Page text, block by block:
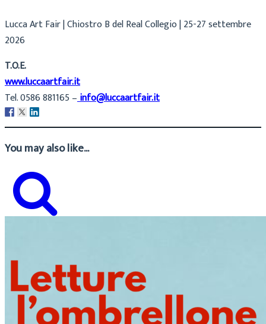
Lucca Art Fair | Chiostro B del Real Collegio | 25-27 settembre
2026
T.O.E.
www.luccaartfair.it
Tel. 0586 881165 –info@luccaartfair.it
You may also like...